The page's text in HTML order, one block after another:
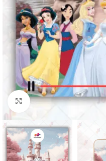
Clique para ampliar